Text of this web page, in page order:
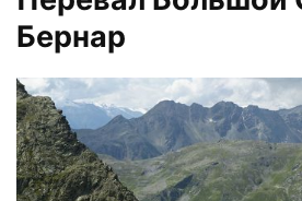
Бернар